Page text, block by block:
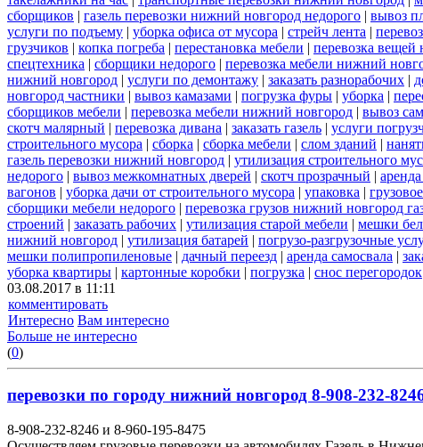
сборщиков | газель перевозки нижний новгород недорого | вывоз
услуги по подъему | уборка офиса от мусора | стрейч лента |
грузчиков | копка погреба | перестановка мебели | перевозка
спецтехника | сборщики недорого | перевозка мебели нижний
нижний новгород | услуги по демонтажу | заказать разнорабочих |
новгород частники | вывоз камазами | погрузка фуры | уборка |
сборщиков мебели | перевозка мебели нижний новгород | вывоз
скотч малярный | перевозка дивана | заказать газель | услуги
строительного мусора | сборка | сборка мебели | слом зданий |
газель перевозки нижний новгород | утилизация строительного
недорого | вывоз межкомнатных дверей | скотч прозрачный |
вагонов | уборка дачи от строительного мусора | упаковка |
сборщики мебели недорого | перевозка грузов нижний новгород
строений | заказать рабочих | утилизация старой мебели | мешки
нижний новгород | утилизация батарей | погрузо-разгрузочные
мешки полипропиленовые | дачный переезд | аренда самосвала |
уборка квартиры | картонные коробки | погрузка | снос перегородок
03.08.2017 в 11:11
комментировать
Интересно Вам интересно
Больше не интересно
(0)
перевозки по городу нижний новгород 8-908-232-
8-908-232-8246 и 8-960-195-8475